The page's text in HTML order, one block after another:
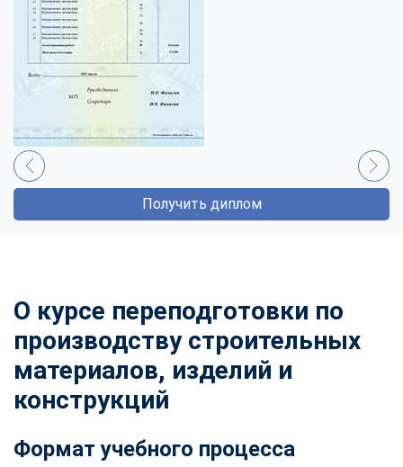
Получить диплом
О курсе переподготовки по
производству строительных
материалов, изделий и
конструкций
Формат учебного процесса